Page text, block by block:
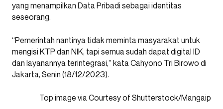
yang menampilkan Data Pribadi sebagai identitas
seseorang.
“Pemerintah nantinya tidak meminta masyarakat untuk
mengisi KTP dan NIK, tapi semua sudah dapat digital ID
dan layanannya terintegrasi,” kata Cahyono Tri Birowo di
Jakarta, Senin (18/12/2023).
Top image via Courtesy of Shutterstock/Mangaip